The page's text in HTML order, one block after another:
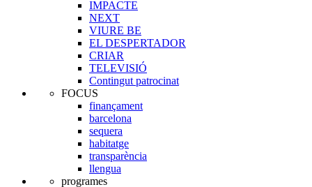
IMPACTE
NEXT
VIURE BE
EL DESPERTADOR
CRIAR
TELEVISIÓ
Contingut patrocinat
FOCUS
finançament
barcelona
sequera
habitatge
transparència
llengua
programes